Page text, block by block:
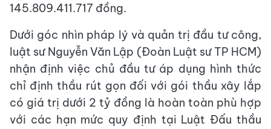
145.809.411.717 đồng.
Dưới góc nhìn pháp lý và quản trị đầu tư công,
luật sư Nguyễn Văn Lập (Đoàn Luật sư TP HCM)
nhận định việc chủ đầu tư áp dụng hình thức
chỉ định thầu rút gọn đối với gói thầu xây lắp
có giá trị dưới 2 tỷ đồng là hoàn toàn phù hợp
với các hạn mức quy định tại Luật Đấu thầu